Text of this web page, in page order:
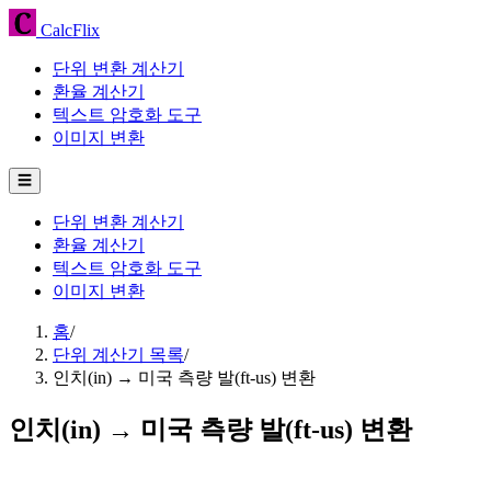
CalcFlix
단위 변환 계산기
환율 계산기
텍스트 암호화 도구
이미지 변환
☰
단위 변환 계산기
환율 계산기
텍스트 암호화 도구
이미지 변환
홈/
단위 계산기 목록/
인치(in) → 미국 측량 발(ft-us) 변환
인치(in) → 미국 측량 발(ft-us) 변환